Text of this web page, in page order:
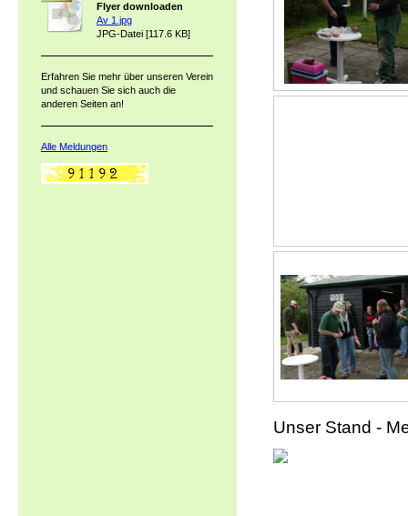
Unser Stand -
Flyer downloaden
Av 1.jpg
JPG-Datei [117.6 KB]
Erfahren Sie mehr über unseren Verein
und schauen Sie sich auch die
anderen Seiten an!
Alle Meldungen